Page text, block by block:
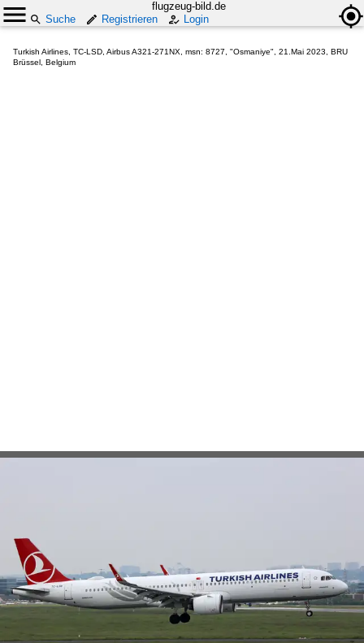
flugzeug-bild.de
Suche
Registrieren Login
Turkish Airlines, TC-LSD, Airbus A321-271NX, msn: 8727, "Osmaniye", 21.Mai 2023, BRU
Brüssel, Belgium